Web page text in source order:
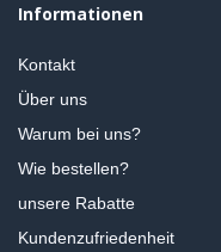
Informationen
Kontakt
Über uns
Warum bei uns?
Wie bestellen?
unsere Rabatte
Kundenzufriedenheit